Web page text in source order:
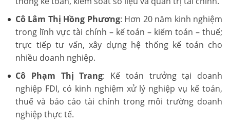
Cô Lâm Thị Hồng Phương: Hơn 20 năm kinh nghiệm
trong lĩnh vực tài chính – kế toán – kiểm toán – thuế;
trực tiếp tư vấn, xây dựng hệ thống kế toán cho
nhiều doanh nghiệp.
Cô Phạm Thị Trang: Kế toán trưởng tại doanh
nghiệp FDI, có kinh nghiệm xử lý nghiệp vụ kế toán,
thuế và báo cáo tài chính trong môi trường doanh
nghiệp thực tế.